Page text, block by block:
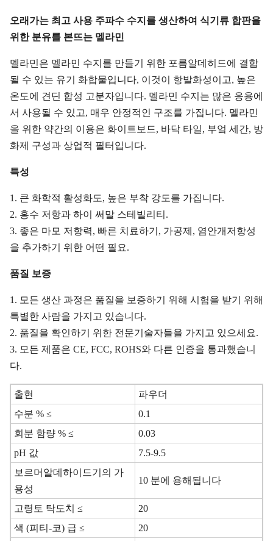
오래가는 최고 사용 주파수 수지를 생산하여 식기류 합판을
위한 분유를 본뜨는 멜라민
멜라민은 멜라민 수지를 만들기 위한 포름알데히드에 결합
될 수 있는 유기 화합물입니다, 이것이 항발화성이고, 높은
온도에 견딘 합성 고분자입니다. 멜라민 수지는 많은 응용에
서 사용될 수 있고, 매우 안정적인 구조를 가집니다. 멜라민
을 위한 약간의 이용은 화이트보드, 바닥 타일, 부엌 세간, 방
화제 구성과 상업적 필터입니다.
특성
1. 큰 화학적 활성화도, 높은 부착 강도를 가집니다.
2. 홍수 저항과 하이 써말 스테빌리티.
3. 좋은 마모 저항력, 빠른 치료하기, 가공제, 염안개저항성
을 추가하기 위한 어떤 필요.
품질 보증
1. 모든 생산 과정은 품질을 보증하기 위해 시험을 받기 위해
특별한 사람을 가지고 있습니다.
2. 품질을 확인하기 위한 전문기술자들을 가지고 있으세요.
3. 모든 제품은 CE, FCC, ROHS와 다른 인증을 통과했습니
다.
출현
파우더
수분 % ≤
0.1
회분 함량 % ≤
0.03
pH 값
7.5-9.5
보르머알데하이드기의 가
용성
10 분에 용해됩니다
고령토 탁도치 ≤
20
색 (피티-코) 급 ≤
20